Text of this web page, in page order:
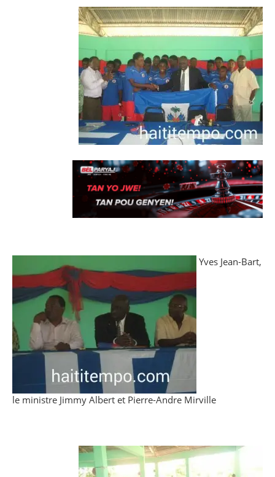
Yves Jean-Bart,
le ministre Jimmy Albert et Pierre-Andre Mirville